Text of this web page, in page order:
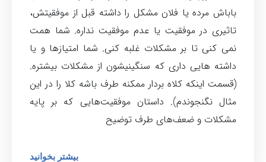
باباش مرده یا فلان مشکل را داشته قبل از موفقیتش،
تاثیری در موفقیت یا عدم موفقیت نداره. شما همت
نمی کنی تا بر مشکلات غلبه کنی. شما امتیازها و یا
داشته هایی داری که سنگینیشون از مشکلات بیشتره.
(قسمت اینکه کلاه بردار ممکنه طرف باشه کلا را در این
مثال نگنجوندم). داستان موفقیت‌هایی که بر پایه
مشکلات و ضعف‌های طرف توضیح
بیشتر بخوانید